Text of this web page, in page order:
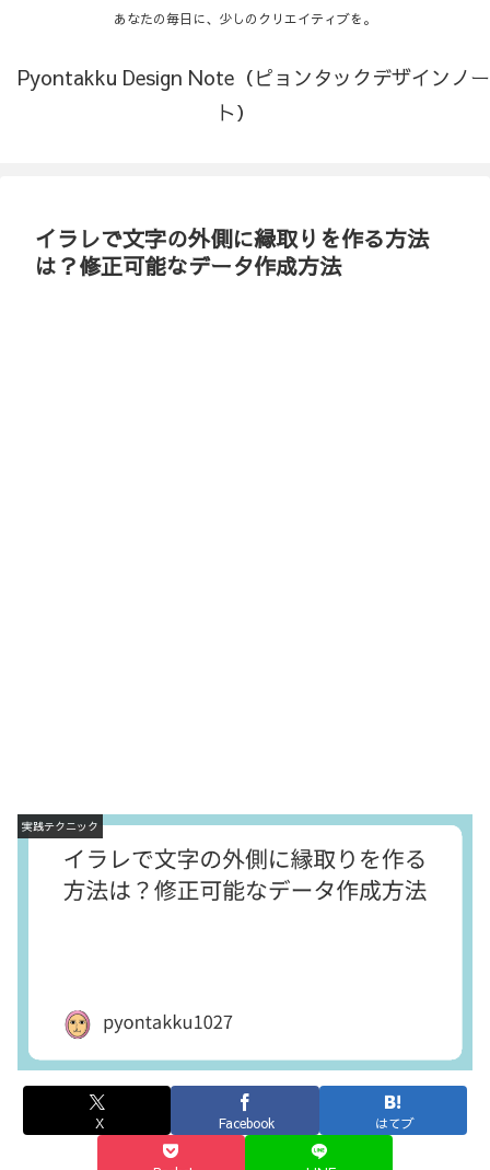
あなたの毎日に、少しのクリエイティブを。
Pyontakku Design Note（ピョンタックデザインノー
ト）
イラレで文字の外側に縁取りを作る方法
は？修正可能なデータ作成方法
実践テクニック
X Facebook はてブ